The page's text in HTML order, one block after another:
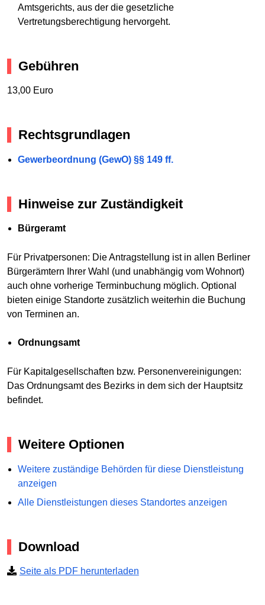
Amtsgerichts, aus der die gesetzliche
Vertretungsberechtigung hervorgeht.
Gebühren
13,00 Euro
Rechtsgrundlagen
Gewerbeordnung (GewO) §§ 149 ff.
Hinweise zur Zuständigkeit
Bürgeramt
Für Privatpersonen: Die Antragstellung ist in allen Berliner
Bürgerämtern Ihrer Wahl (und unabhängig vom Wohnort)
auch ohne vorherige Terminbuchung möglich. Optional
bieten einige Standorte zusätzlich weiterhin die Buchung
von Terminen an.
Ordnungsamt
Für Kapitalgesellschaften bzw. Personenvereinigungen:
Das Ordnungsamt des Bezirks in dem sich der Hauptsitz
befindet.
Weitere Optionen
Weitere zuständige Behörden für diese Dienstleistung
anzeigen
Alle Dienstleistungen dieses Standortes anzeigen
Download
Seite als PDF herunterladen